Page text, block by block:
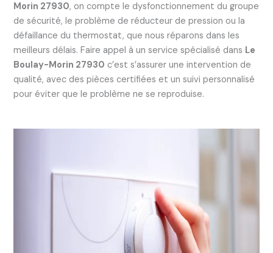
Morin 27930, on compte le dysfonctionnement du groupe
de sécurité, le problème de réducteur de pression ou la
défaillance du thermostat, que nous réparons dans les
meilleurs délais. Faire appel à un service spécialisé dans Le
Boulay-Morin 27930 c’est s’assurer une intervention de
qualité, avec des pièces certifiées et un suivi personnalisé
pour éviter que le problème ne se reproduise.